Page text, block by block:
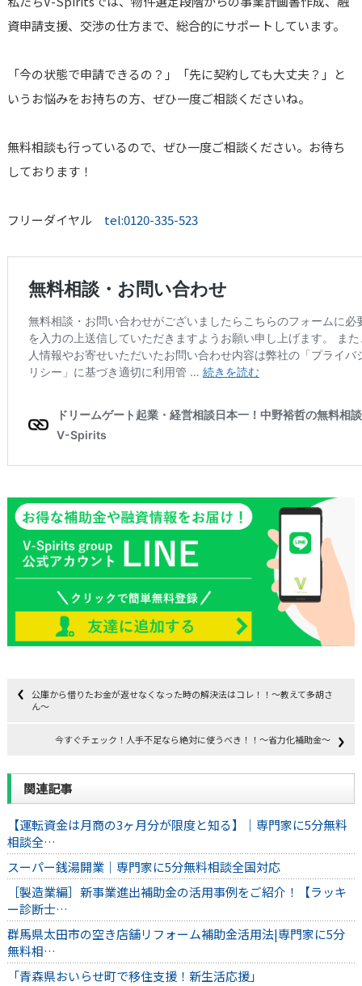
資申請支援、交渉の仕方まで、総合的にサポートしています。
「今の状態で申請できるの？」「先に契約しても大丈夫？」と
いうお悩みをお持ちの方、ぜひ一度ご相談くださいね。
無料相談も行っているので、ぜひ一度ご相談ください。お待ち
しております！
フリーダイヤル tel:0120-335-523
公庫から借りたお金が返せなくなった時の解決法はコレ！！～教えて多胡さ
ん～
今すぐチェック！人手不足なら絶対に使うべき！！～省力化補助金～
関連記事
【運転資金は月商の3ヶ月分が限度と知る】｜専門家に5分無料
相談全…
スーパー銭湯開業｜専門家に5分無料相談全国対応
［製造業編］新事業進出補助金の活用事例をご紹介！【ラッキ
ー診断士…
群馬県太田市の空き店舗リフォーム補助金活用法|専門家に5分
無料相…
「青森県おいらせ町で移住支援！新生活応援」